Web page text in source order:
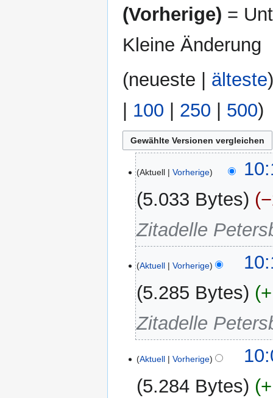
(Vorherige) =
Kleine Änderung
(neueste älteste
100 250 500)
Januar
2026
Aktuell Vorherige
5.033 Bytes
Zitadelle
Aktuell Vorherige
5.285 Bytes
Zitadelle
Aktuell Vorherige
5.284 Bytes